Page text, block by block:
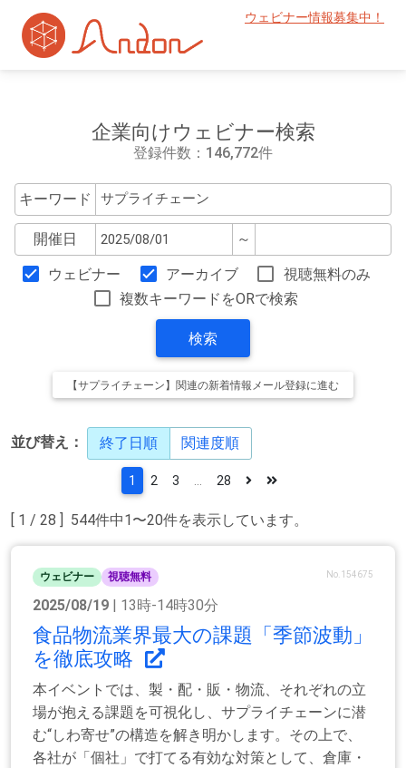
ウェビナー情報募集中！
企業向けウェビナー検索
登録件数：146,772件
キーワード
開催日 ～
ウェビナー アーカイブ
視聴無料のみ
複数キーワードをORで検索
検索
【サプライチェーン】関連の新着情報メール登録に進む
並び替え： 終了日順 関連度順
[ 1 / 28 ] 544件中1〜20件を表示しています。
1 2 3 28
ウェビナー 視聴無料 No.154675
2025/08/19 | 13時-14時30分
食品物流業界最大の課題「季節波動」
を徹底攻略
本イベントでは、製・配・販・物流、それぞれの立
場が抱える課題を可視化し、サプライチェーンに潜
む“しわ寄せ”の構造を解き明かします。その上で、
各社が「個社」で打てる有効な対策として、倉庫・